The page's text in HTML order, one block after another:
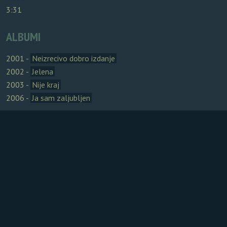
3:31
ALBUMI
2001 - Neizrecivo dobro izdanje
2002 - Jelena
2003 - Nije kraj
2006 - Ja sam zaljubljen